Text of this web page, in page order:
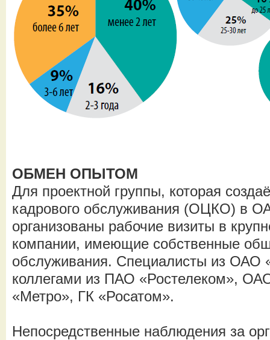
ОБМЕН ОПЫТОМ
Для проектной группы, которая
кадрового обслуживания (ОЦКО) в
организованы рабочие визиты в
компании, имеющие собственные
обслуживания. Специалисты из
коллегами из ПАО «Ростелеком»,
«Метро», ГК «Росатом».
Непосредственные наблюдения за